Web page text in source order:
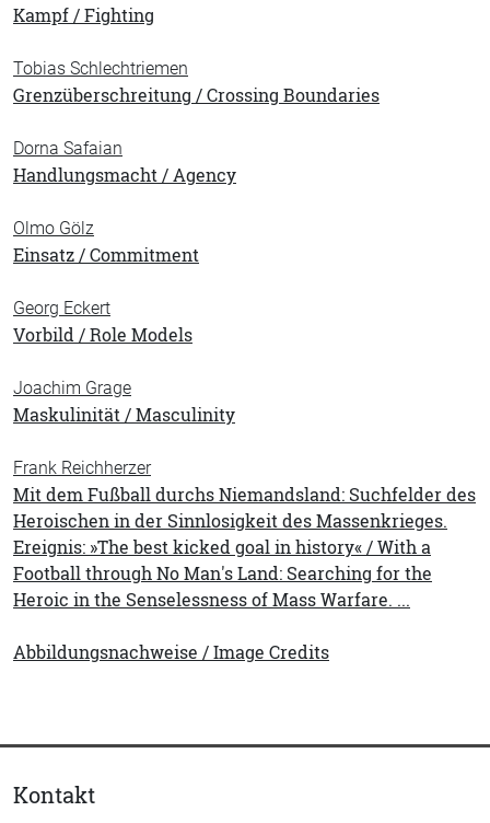
Kampf / Fighting
Tobias Schlechtriemen
Grenzüberschreitung / Crossing Boundaries
Dorna Safaian
Handlungsmacht / Agency
Olmo Gölz
Einsatz / Commitment
Georg Eckert
Vorbild / Role Models
Joachim Grage
Maskulinität / Masculinity
Frank Reichherzer
Mit dem Fußball durchs Niemandsland: Suchfelder des
Heroischen in der Sinnlosigkeit des Massenkrieges.
Ereignis: »The best kicked goal in history« / With a
Football through No Man's Land: Searching for the
Heroic in the Senselessness of Mass Warfare. ...
Abbildungsnachweise / Image Credits
Kontakt